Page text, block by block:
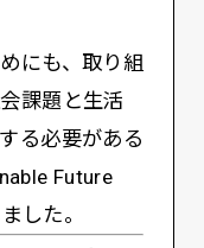
にも、取り組
課題と生活
る必要がある
Future
した。